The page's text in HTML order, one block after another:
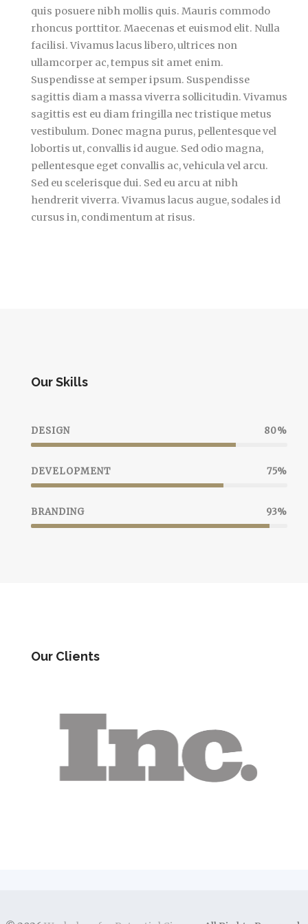
quis posuere nibh mollis quis. Mauris commodo
rhoncus porttitor. Maecenas et euismod elit. Nulla
facilisi. Vivamus lacus libero, ultrices non
ullamcorper ac, tempus sit amet enim.
Suspendisse at semper ipsum. Suspendisse
sagittis diam a massa viverra sollicitudin. Vivamus
sagittis est eu diam fringilla nec tristique metus
vestibulum. Donec magna purus, pellentesque vel
lobortis ut, convallis id augue. Sed odio magna,
pellentesque eget convallis ac, vehicula vel arcu.
Sed eu scelerisque dui. Sed eu arcu at nibh
hendrerit viverra. Vivamus lacus augue, sodales id
cursus in, condimentum at risus.
Our Skills
DESIGN 80%
DEVELOPMENT 75%
BRANDING 93%
Our Clients